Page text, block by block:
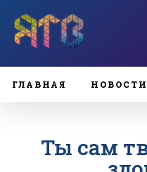
ГЛАВНАЯ НОВОСТИ
Ты сам